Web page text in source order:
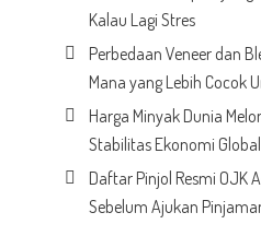
Kalau Lagi Stres
Perbedaan Veneer dan
Mana yang Lebih Cocok
Harga Minyak Dunia
Stabilitas Ekonomi Global
Daftar Pinjol Resmi OJK
Sebelum Ajukan